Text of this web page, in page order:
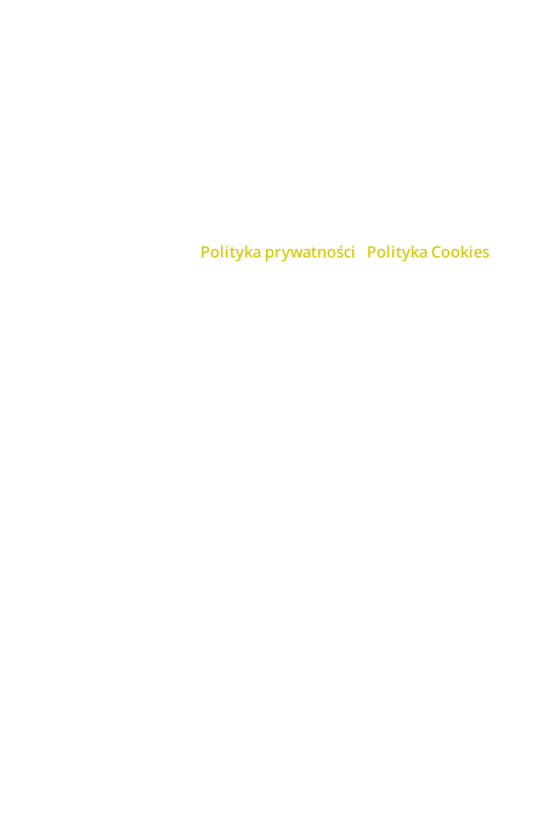
Polityka prywatności Polityka Cookies